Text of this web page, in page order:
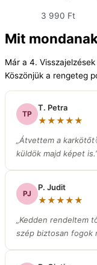
3 990 Ft
Mit
Már a 4.
Köszönjük a rengeteg
TP
T. Petra
★★★★★
„Átvettem a
küldök majd képet
PJ
P. Judit
★★★★★
„Kedden rendeltem
szép biztosan fogok